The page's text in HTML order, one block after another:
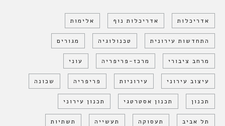
אדריכלות אדריכלות נוף אלימות
התחדשות עירונית טכנולוגיה מגורים
מרחב ציבורי מרכז-פריפריה עוני
עיצוב עירוני עירוניות פריפריה שכונה
תכנון תכנון אסטרטגי תכנון עירוני
תל אביב תעסוקה תעשייה תשתיות